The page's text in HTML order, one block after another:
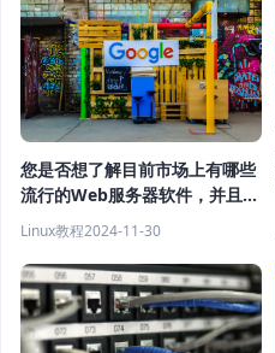
您是否想了解目前市场上有哪些
流行的Web服务器软件，并且希
望获取一些推荐？
Linux教程2024-11-30